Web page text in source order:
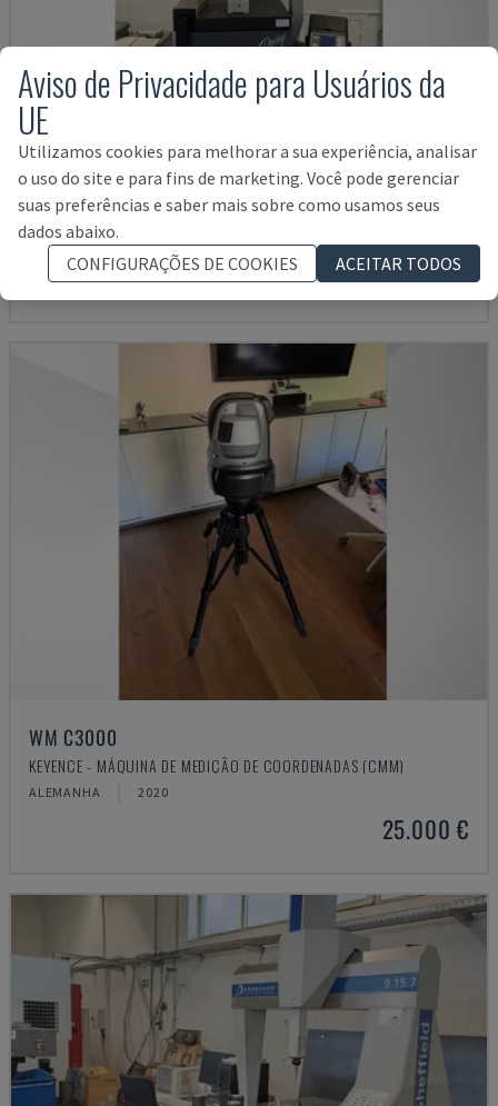
DERBY 454
ETALON - MÁQUINA DE MEDIÇÃO DE COORDENADAS (CMM)
DINAMARCA 2001
7.000 €
WM C3000
KEYENCE - MÁQUINA DE MEDIÇÃO DE COORDENADAS (CMM)
ALEMANHA 2020
25.000 €
Aviso de Privacidade para Usuários da
UE
Utilizamos cookies para melhorar a sua experiência, analisar
o uso do site e para fins de marketing. Você pode gerenciar
suas preferências e saber mais sobre como usamos seus
dados abaixo.
CONFIGURAÇÕES DE COOKIES
ACEITAR TODOS